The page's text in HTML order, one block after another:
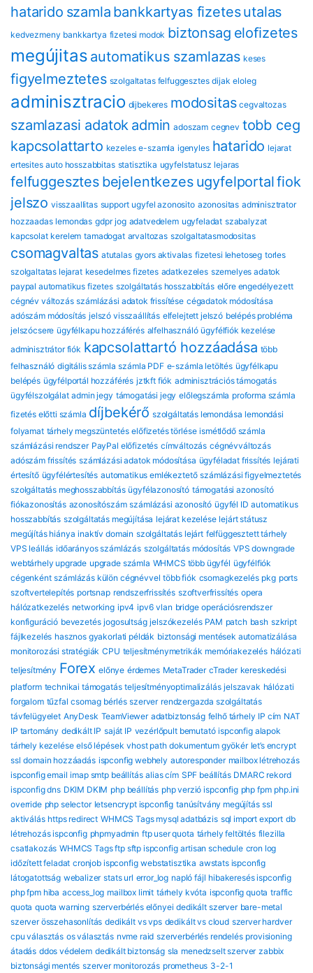
hatarido szamla bankkartyas fizetesutalas
kedvezmeny bankkartya fizetesi modok biztonsag eloﬁzetes
megújitas automatikus szamlazas keses
figyelmeztetes szolgaltatas felfuggesztes dijak eloleg
adminisztracio dijbekeres modositas cegvaltozas
szamlazasi adatok admin adoszam cegnev tobb ceg
kapcsolattarto kezeles e-szamla igenyles hatarido lejarat
ertesites auto hosszabbitas statisztika ugyfelstatusz lejaras
felfuggesztes bejelentkezes ugyfelportalfiok
jelszo visszaallitas support ugyfel azonosito azonositas adminisztrator
hozzaadas lemondas gdpr jog adatvedelem ugyfeladat szabalyzat
kapcsolat kerelem tamadogat arvaltozas szolgaltatasmodositas
csomagvaltas atutalas gyors aktivalas fizetesi lehetoseg torles
szolgaltatas lejarat kesedelmes fizetes adatkezeles szemelyes adatok
paypal automatikus fizetes szolgáltatás hosszabbítás előre engedélyezett
cégnév változás számlázási adatok frissítése cégadatok módosítása
adószám módosítás jelszó visszaállítás elfelejtett jelszó belépés probléma
jelszócsere ügyfélkapu hozzáférés alfelhasználó ügyfélfiók kezelése
adminisztrátor fiók kapcsolattartó hozzáadása több
felhasználó digitális számla számla PDF e-számla letöltés ügyfélkapu
belépés ügyfélportál hozzáférés jztkft fiók adminisztrációs támogatás
ügyfélszolgálat admin jegy támogatási jegy előlegszámla proforma számla
fizetés előtti számla díjbekérő szolgáltatás lemondása lemondási
folyamat tárhely megszüntetés előfizetés törlése ismétlődő számla
számlázási rendszer PayPal előfizetés címváltozás cégnévváltozás
adószám frissítés számlázási adatok módosítása ügyféladat frissítés lejárati
értesítő ügyfélértesítés automatikus emlékeztető számlázási figyelmeztetés
szolgáltatás meghosszabbítás ügyfélazonosító támogatási azonosító
fiókazonosítás azonosítószám számlázási azonosító ügyfél ID automatikus
hosszabbítás szolgáltatás megújítása lejárat kezelése lejárt státusz
megújítás hiánya inaktív domain szolgáltatás lejárt felfüggesztett tárhely
VPS leállás időarányos számlázás szolgáltatás módosítás VPS downgrade
webtárhely upgrade upgrade számla WHMCS több ügyfél ügyfélfiók
cégenként számlázás külön cégnévvel több fiók csomagkezelés pkg ports
szoftvertelepítés portsnap rendszerfrissítés szoftverfrissítés opera
hálózatkezelés networking ipv4 ipv6 vlan bridge operációsrendszer
konfiguráció bevezetés jogosultság jelszókezelés PAM patch bash szkript
fájlkezelés hasznos gyakorlati példák biztonsági mentések automatizálása
monitorozási stratégiák CPU teljesítménymetrikák memóriakezelés hálózati
teljesítmény Forex előnye érdemes MetaTrader cTrader kereskedési
platform technikai támogatás teljesítményoptimalizálás jelszavak hálózati
forgalom tűzfal csomag bérlés szerver rendzergazda szolgáltatás
távfelügyelet AnyDesk TeamViewer adatbiztonság felhő tárhely IP cím NAT
IP tartomány dedikált IP saját IP vezérlőpult bemutató ispconfig alapok
tárhely kezelése első lépések vhost path dokumentum gyökér let’s encrypt
ssl domain hozzáadás ispconfig webhely autoresponder mailbox létrehozás
ispconfig email imap smtp beállítás alias cím SPF beállítás DMARC rekord
ispconfig dns DKIM DKIM php beállítás php verzió ispconfig php fpm php.ini
override php selector letsencrypt ispconfig tanúsítvány megújítás ssl
aktiválás https redirect WHMCS Tags mysql adatbázis sql import export db
létrehozás ispconfig phpmyadmin ftp user quota tárhely feltöltés filezilla
csatlakozás WHMCS Tags ftp sftp ispconfig artisan schedule cron log
időzített feladat cronjob ispconfig webstatisztika awstats ispconfig
látogatottság webalizer stats url error_log napló fájl hibakeresés ispconfig
php fpm hiba access_log mailbox limit tárhely kvóta ispconfig quota traffic
quota quota warning szerverbérlés előnyei dedikált szerver bare-metal
szerver összehasonlítás dedikált vs vps dedikált vs cloud szerver hardver
cpu választás os választás nvme raid szerverbérlés rendelés provisioning
átadás ddos védelem dedikált biztonság sla menedzselt szerver zabbix
biztonsági mentés szerver monitorozás prometheus 3-2-1